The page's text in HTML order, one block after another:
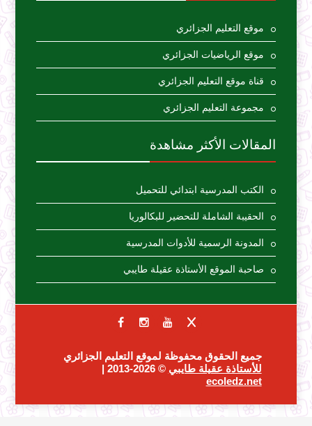
موقع التعليم الجزائري
موقع الرياضيات الجزائري
قناة موقع التعليم الجزائري
مجموعة التعليم الجزائري
المقالات الأكثر مشاهدة
الكتب المدرسية ابتدائي للتحميل
الحقيبة الشاملة للتحضير للبكالوريا
المدونة الرسمية للأدوات المدرسية
صاحبة الموقع الأستاذة عقيلة طايبي
جميع الحقوق محفوظة لموقع التعليم الجزائري
للأستاذة عقيلة طايبي © 2026-2013 |
ecoledz.net